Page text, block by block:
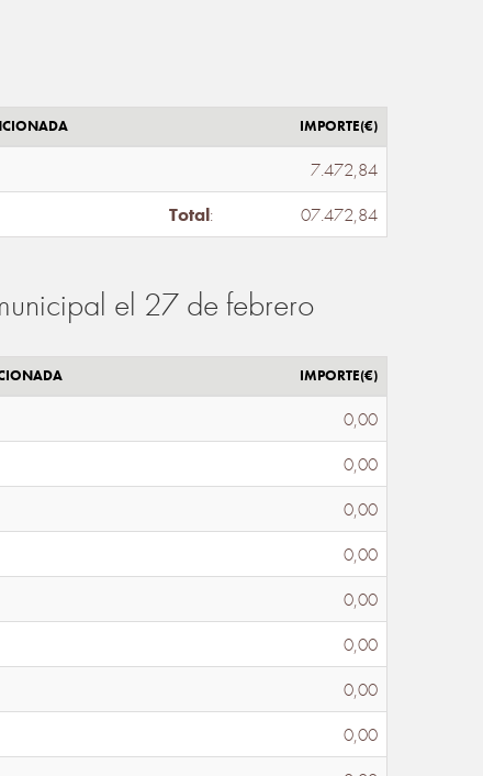
IMPORTE(€)
7.472,84
Total: 07.472,84
el 27 de febrero
IMPORTE(€)
0,00
0,00
0,00
0,00
0,00
0,00
0,00
0,00